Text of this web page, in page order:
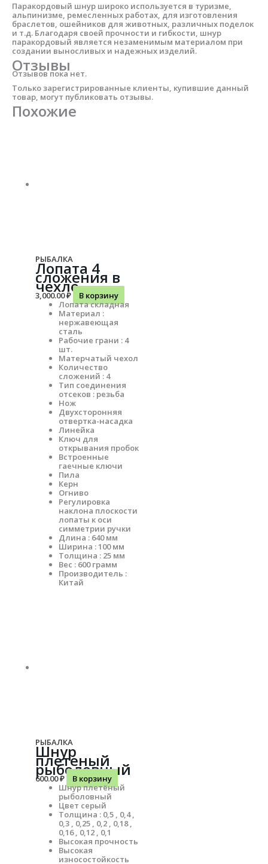
Паракордовый шнур широко используется в туризме,
альпинизме, ремесленных работах, для изготовления
браслетов, ошейников для животных, различных поделок
и т.д. Благодаря своей прочности и гибкости, шнур
паракордовый является незаменимым материалом при
создании выносливых и надежных изделий.
Отзывы
Отзывов пока нет.
Только зарегистрированные клиенты, купившие данный
товар, могут публиковать отзывы.
Похожие
РЫБАЛКА
Лопата 4
сложения в
чехле
3,000.00₽
В корзину
Лопата складная
Материал :
нержавеющая
сталь
Рабочие грани : 4
шт.
Матерчатый чехол
Количество
сложений : 4
Тип соединения
отсеков : резьба
Нож
Двухсторонняя
отвертка-насадка
Линейка
Ключ для
открывания пробок
Встроенные
гаечные ключи
Пила
Керн
Огниво
Регулировка
наклона плоскости
лопаты к оси
симметрии ручки
Длина : 640 мм
Ширина : 100 мм
Толщина : 25 мм
Вес : 600 грамм
Производитель :
Китай
РЫБАЛКА
Шнур
плетеный
рыболовный
600.00₽
В корзину
Шнур плетёный
рыболовный
Цвет серый
Толщина : 0,5 , 0,4 ,
0,3 , 0,25 , 0,2 , 0,18 ,
0,16 , 0,12 , 0,1
Высокая прочность
Высокая
износостойкость